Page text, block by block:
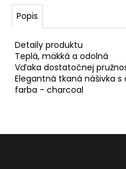
Popis
Detaily produktu
Teplá, mäkká a odolná
Vďaka dostatočnej
Elegantná tkaná nášivka
farba - charcoal
r
ú
a
m
e
RUDY